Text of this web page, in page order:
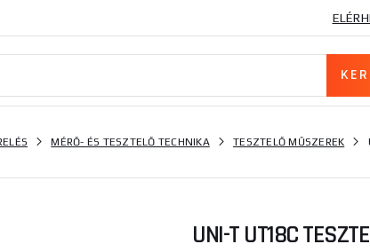
MÉRŐ- ÉS TESZTELŐ TECHNIKA TESZTELŐ MŰSZEREK
UNI-T UT18C